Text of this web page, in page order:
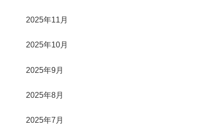
2025年11月
2025年10月
2025年9月
2025年8月
2025年7月